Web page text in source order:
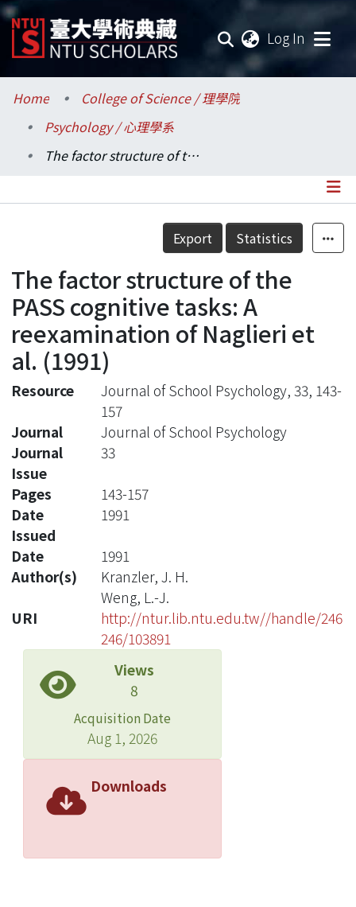
Log In
Communities & Collections
Research Outputs
Statistics
Home
College of Science / 理學院
Psychology / 心理學系
The factor structure of the PASS cognitive tasks: A reexamination of Naglieri et al. (1991)
Details
Export Statistics
The factor structure of the
PASS cognitive tasks: A
reexamination of Naglieri et
al. (1991)
Resource
Journal of School Psychology, 33, 143-
157
Journal
Journal of School Psychology
Journal
Issue
33
Pages
143-157
Date
Issued
1991
Date
1991
Author(s)
Kranzler, J. H.
Weng, L.-J.
URI
http://ntur.lib.ntu.edu.tw//handle/246
246/103891
Views
8
Acquisition Date
Aug 1, 2026
Downloads